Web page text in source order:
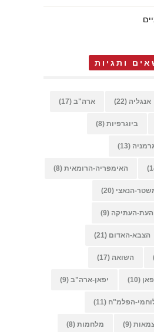
ותגיות
אנגליה (22) ארה"ב (17)
ביוגרפיות (8)
(13)
האימפריה-הרומאית (8)
הנאצי (20)
העת-העתיקה (9)
הצבא-האדום (21)
השואה (17)
(10) יפאן-ארה"ב (9)
הפלמ"ח (11)
(9) מלחמות (8)